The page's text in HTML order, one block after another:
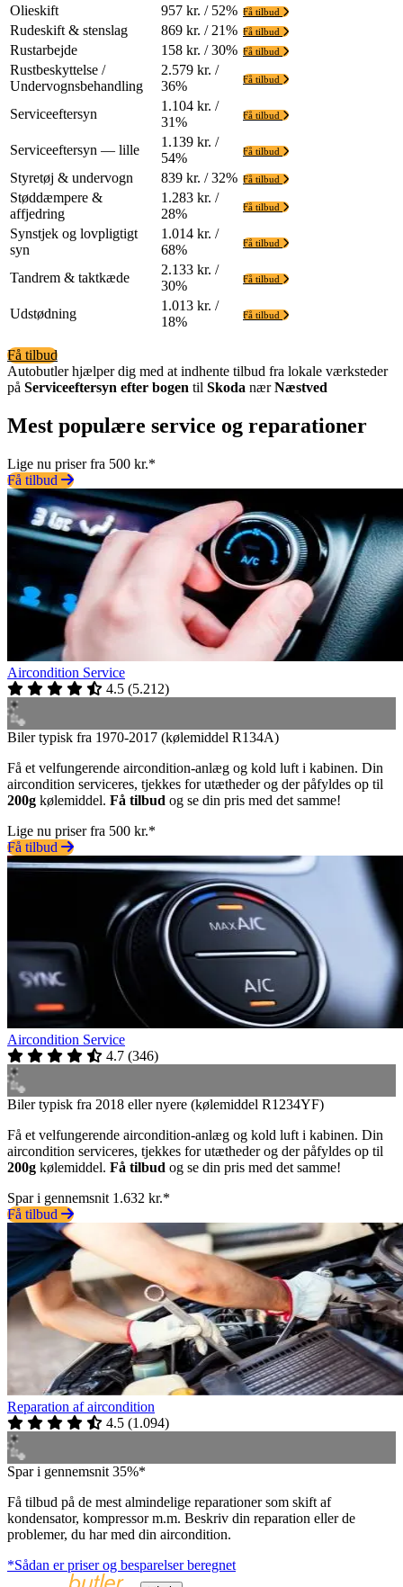
Olieskift 957 kr. / 52% Få tilbud
Rudeskift & stenslag 869 kr. / 21% Få tilbud
Rustarbejde 158 kr. / 30% Få tilbud
Rustbeskyttelse /
Undervognsbehandling
2.579 kr. /
36%
Få tilbud
Serviceeftersyn
1.104 kr. /
31%
Få tilbud
Serviceeftersyn — lille
1.139 kr. /
54%
Få tilbud
Styretøj & undervogn 839 kr. / 32% Få tilbud
Støddæmpere &
affjedring
1.283 kr. /
28%
Få tilbud
Synstjek og lovpligtigt
syn
1.014 kr. /
68%
Få tilbud
Tandrem & taktkæde
2.133 kr. /
30%
Få tilbud
Udstødning
1.013 kr. /
18%
Få tilbud
Få tilbud
Autobutler hjælper dig med at indhente tilbud fra lokale værksteder
på Serviceeftersyn efter bogen til Skoda nærNæstved
Mest populære service og reparationer
Lige nu priser fra 500 kr.*
Få tilbud
Aircondition Service
4.5 (5.212)
Biler typisk fra 1970-2017 (kølemiddel R134A)
Få et velfungerende aircondition-anlæg og kold luft i kabinen. Din
aircondition serviceres, tjekkes for utætheder og der påfyldes op til
200g kølemiddel. Få tilbud og se din pris med det samme!
Lige nu priser fra 500 kr.*
Få tilbud
Aircondition Service
4.7 (346)
Biler typisk fra 2018 eller nyere (kølemiddel R1234YF)
Få et velfungerende aircondition-anlæg og kold luft i kabinen. Din
aircondition serviceres, tjekkes for utætheder og der påfyldes op til
200g kølemiddel. Få tilbud og se din pris med det samme!
Spar i gennemsnit 1.632 kr.*
Få tilbud
Reparation af aircondition
4.5 (1.094)
Spar i gennemsnit 35%*
Få tilbud på de mest almindelige reparationer som skift af
kondensator, kompressor m.m. Beskriv din reparation eller de
problemer, du har med din aircondition.
*Sådan er priser og besparelser beregnet